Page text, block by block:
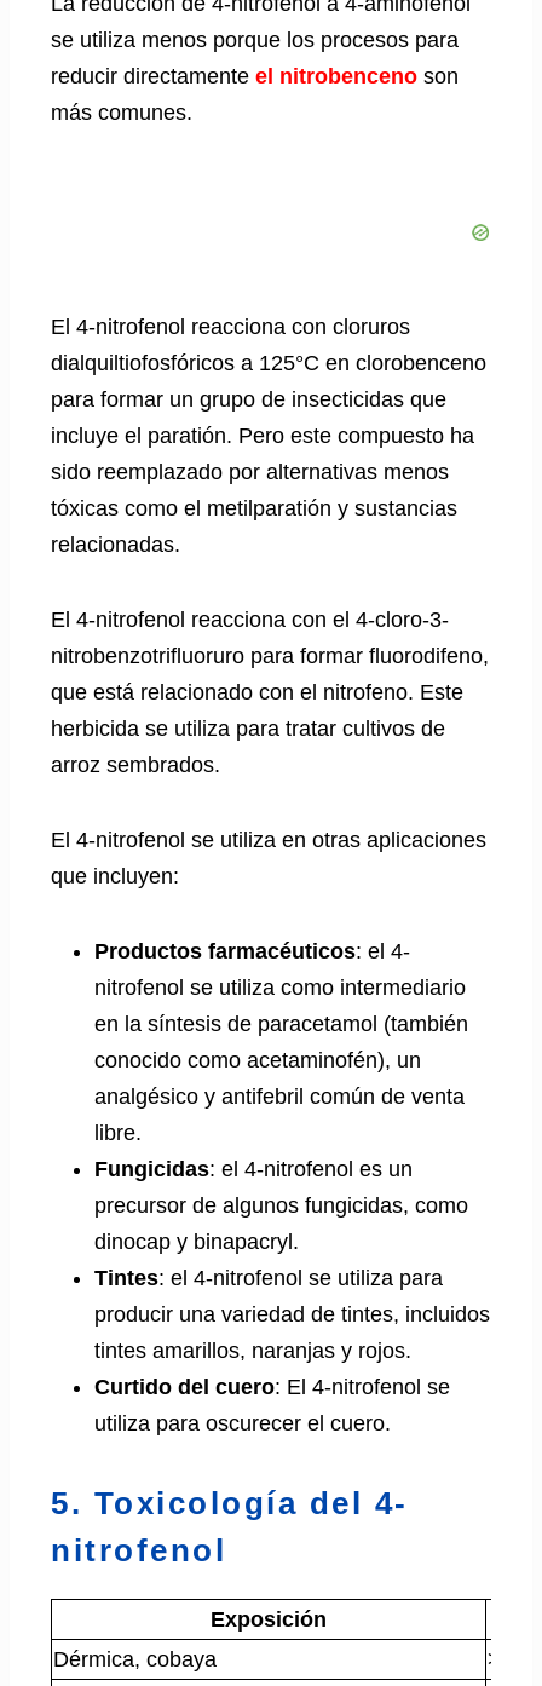
se utiliza menos porque los procesos para
reducir directamente el nitrobenceno son
más comunes.
El 4-nitrofenol reacciona con cloruros
dialquiltiofosfóricos a 125°C en clorobenceno
para formar un grupo de insecticidas que
incluye el paratión. Pero este compuesto ha
sido reemplazado por alternativas menos
tóxicas como el metilparatión y sustancias
relacionadas.
El 4-nitrofenol reacciona con el 4-cloro-3-
nitrobenzotrifluoruro para formar fluorodifeno,
que está relacionado con el nitrofeno. Este
herbicida se utiliza para tratar cultivos de
arroz sembrados.
El 4-nitrofenol se utiliza en otras aplicaciones
que incluyen:
Productos farmacéuticos: el 4-
nitrofenol se utiliza como intermediario
en la síntesis de paracetamol (también
conocido como acetaminofén), un
analgésico y antifebril común de venta
libre.
Fungicidas: el 4-nitrofenol es un
precursor de algunos fungicidas, como
dinocap y binapacryl.
Tintes: el 4-nitrofenol se utiliza para
producir una variedad de tintes, incluidos
tintes amarillos, naranjas y rojos.
Curtido del cuero: El 4-nitrofenol se
utiliza para oscurecer el cuero.
5. Toxicología del 4-
nitrofenol
Exposición
Dérmica, cobaya
>1 g/